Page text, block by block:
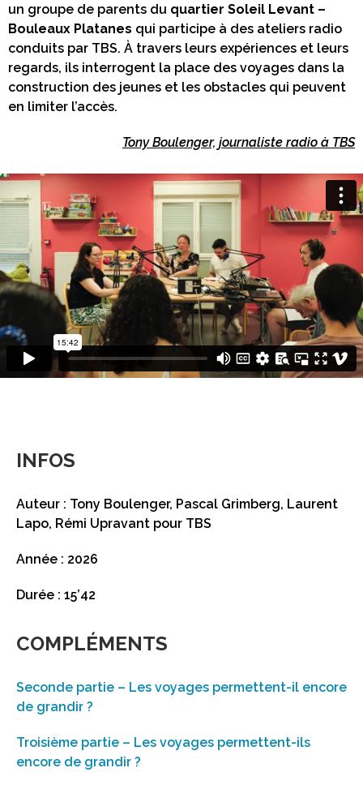
un groupe de parents du quartier Soleil Levant –
Bouleaux Platanes qui participe à des ateliers radio
conduits par TBS. À travers leurs expériences et leurs
regards, ils interrogent la place des voyages dans la
construction des jeunes et les obstacles qui peuvent
en limiter l’accès.
Tony Boulenger, journaliste radio à TBS
INFOS
Auteur : Tony Boulenger, Pascal Grimberg, Laurent
Lapo, Rémi Upravant pour TBS
Année : 2026
Durée : 15’42
COMPLÉMENTS
Seconde partie – Les voyages permettent-il encore
de grandir ?
Troisième partie – Les voyages permettent-ils
encore de grandir ?